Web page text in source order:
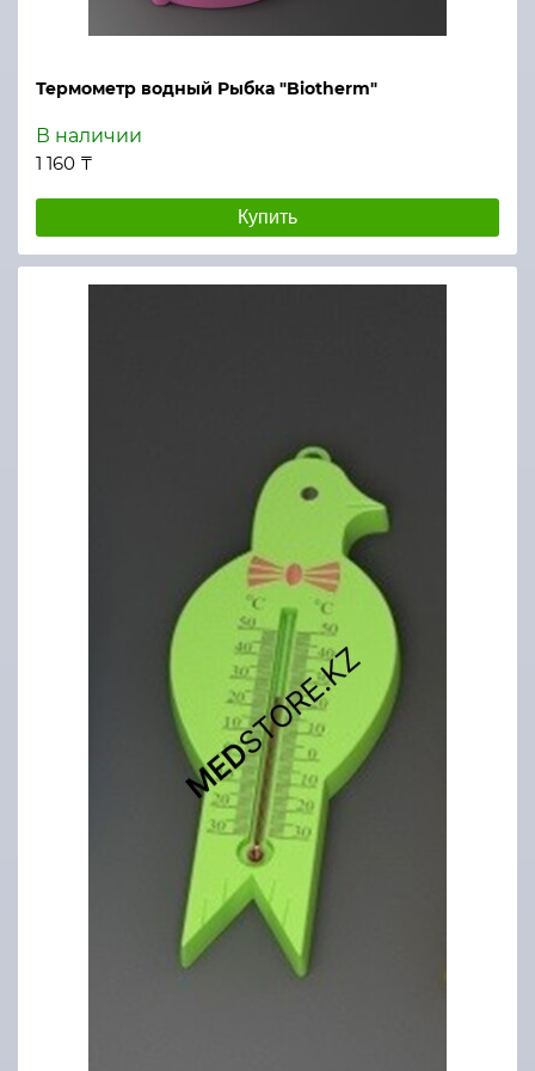
Термометр водный Рыбка "Biotherm"
В наличии
1 160 ₸
Купить